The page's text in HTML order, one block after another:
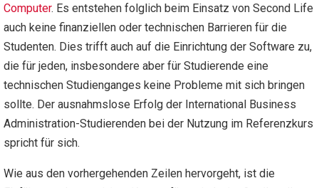
Computer. Es entstehen folglich beim Einsatz von Second Life
auch keine finanziellen oder technischen Barrieren für die
Studenten. Dies trifft auch auf die Einrichtung der Software zu,
die für jeden, insbesondere aber für Studierende eine
technischen Studienganges keine Probleme mit sich bringen
sollte. Der ausnahmslose Erfolg der International Business
Administration-Studierenden bei der Nutzung im Referenzkurs
spricht für sich.
Wie aus den vorhergehenden Zeilen hervorgeht, ist die